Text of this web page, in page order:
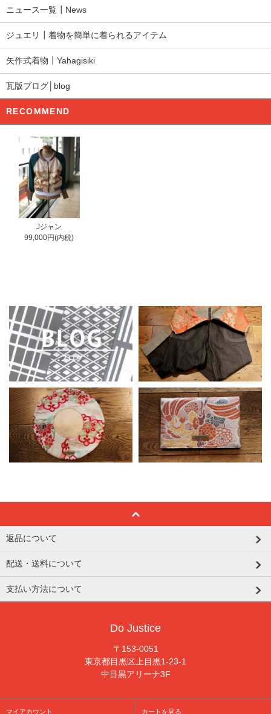
ニュース一覧┃News
ジュエリ┃着物を簡単に着られるアイテム
矢作式着物┃Yahagisiki
瓦版ブログ│blog
RECOMMEND
Jジャン
99,000円(内税)
返品について
配送・送料について
支払い方法について
Do Justice
〒153-0051
東京都目黒区上目黒1-23-1
中目黒アリーナ3F
マイアカウント カートを見る